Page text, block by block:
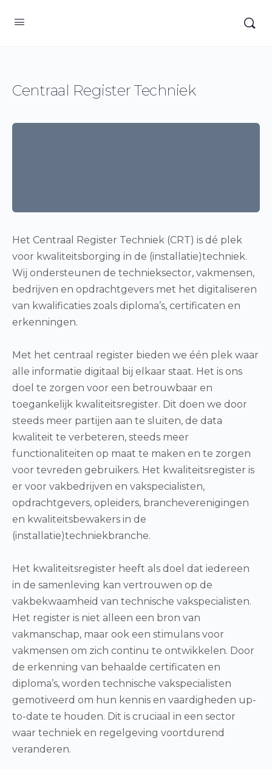
Centraal Register Techniek
Het Centraal Register Techniek (CRT) is dé plek
voor kwaliteitsborging in de (installatie)techniek.
Wij ondersteunen de technieksector, vakmensen,
bedrijven en opdrachtgevers met het digitaliseren
van kwalificaties zoals diploma’s, certificaten en
erkenningen.
Met het centraal register bieden we één plek waar
alle informatie digitaal bij elkaar staat. Het is ons
doel te zorgen voor een betrouwbaar en
toegankelijk kwaliteitsregister. Dit doen we door
steeds meer partijen aan te sluiten, de data
kwaliteit te verbeteren, steeds meer
functionaliteiten op maat te maken en te zorgen
voor tevreden gebruikers. Het kwaliteitsregister is
er voor vakbedrijven en vakspecialisten,
opdrachtgevers, opleiders, brancheverenigingen
en kwaliteitsbewakers in de
(installatie)techniekbranche.
Het kwaliteitsregister heeft als doel dat iedereen
in de samenleving kan vertrouwen op de
vakbekwaamheid van technische vakspecialisten.
Het register is niet alleen een bron van
vakmanschap, maar ook een stimulans voor
vakmensen om zich continu te ontwikkelen. Door
de erkenning van behaalde certificaten en
diploma’s, worden technische vakspecialisten
gemotiveerd om hun kennis en vaardigheden up-
to-date te houden. Dit is cruciaal in een sector
waar techniek en regelgeving voortdurend
veranderen.